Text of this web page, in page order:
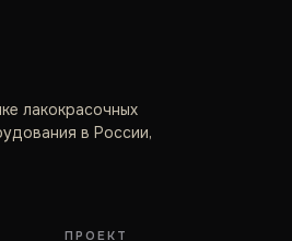
лакокрасочных
в России,
ПРОЕКТ